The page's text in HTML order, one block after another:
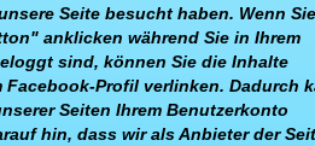
Seite besucht haben. Wenn Sie
anklicken während Sie in Ihrem
sind, können Sie die Inhalte
Facebook-Profil verlinken. Dadurch
Seiten Ihrem Benutzerkonto
hin, dass wir als Anbieter der